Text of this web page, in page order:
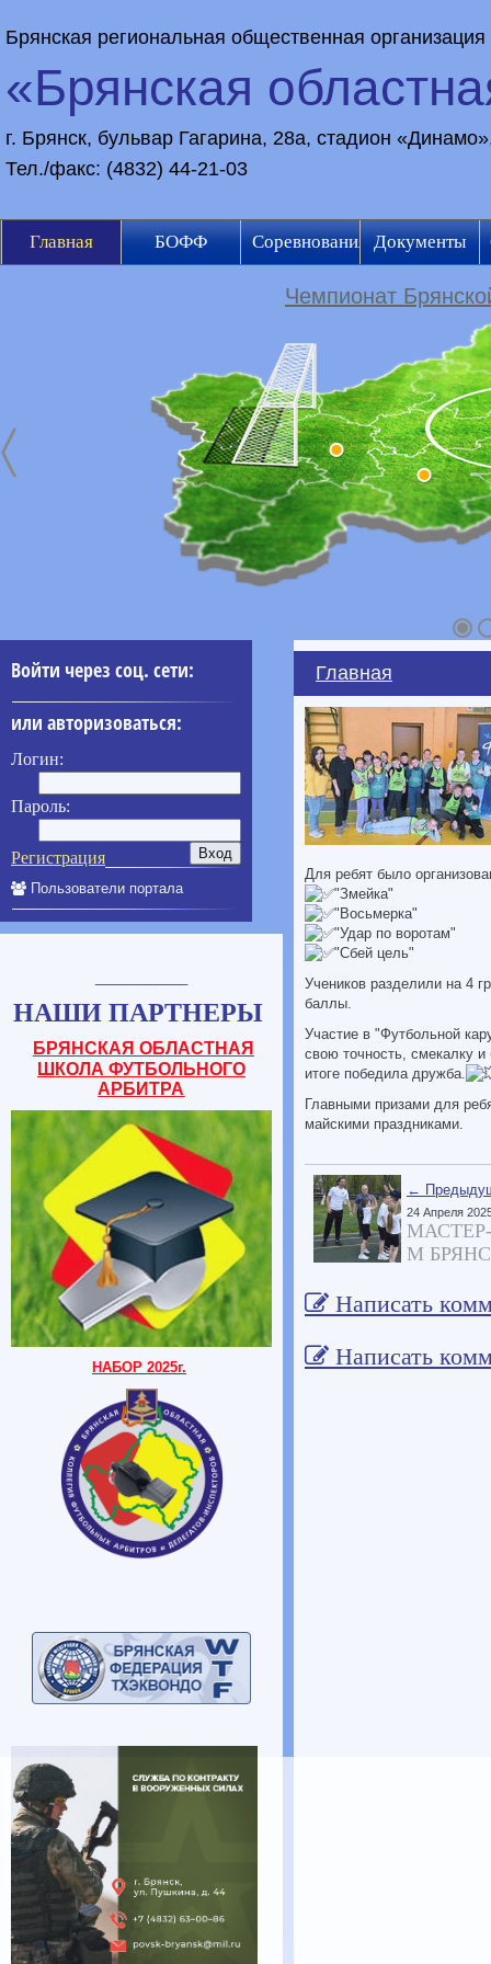
Брянская региональная общественная организация
«Брянская
г. Брянск, бульвар Гагарина, 28а, стадион
Тел./факс: (4832) 44-21-03
Главная БОФФ Соревнования Документы
Чемпионат
Войти через соц. сети:
или авторизоваться:
Логин:
Пароль:
Регистрация
Пользователи портала
НАШИ ПАРТНЕРЫ
БРЯНСКАЯ ОБЛАСТНАЯ
ШКОЛА ФУТБОЛЬНОГО
АРБИТРА
НАБОР 2025г.
Главная
Для ребят было
"Змейка"
"Восьмерка"
"Удар по воротам"
"Сбей цель"
Учеников разделили на 4
баллы.
Участие в "Футбольной
свою точность, смекалку
итоге победила дружба.
Главными призами для
майскими праздниками.
←
24 Апреля
М
Написать
Написать